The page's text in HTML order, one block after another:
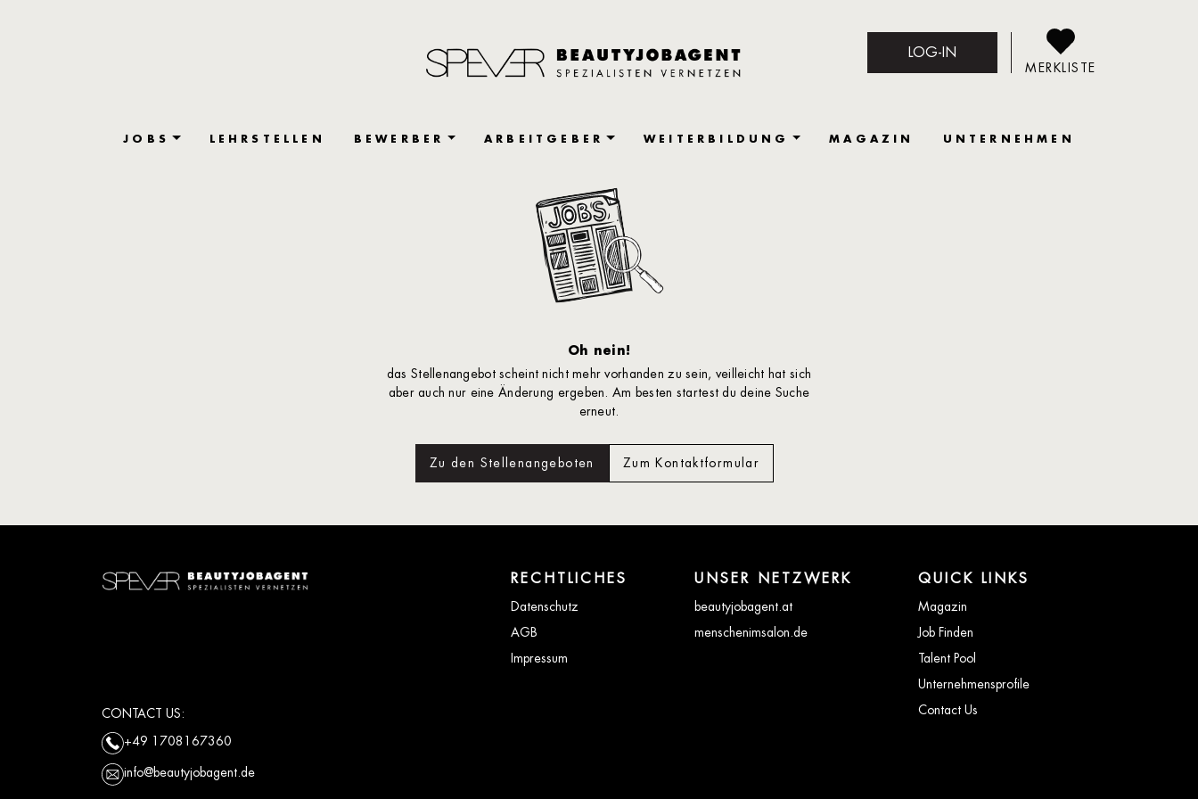
LOG-IN
MERKLISTE
JOBS LEHRSTELLEN BEWERBER ARBEITGEBER WEITERBILDUNG MAGAZIN UNTERNEHMEN
Oh nein!
das Stellenangebot scheint nicht mehr vorhanden zu sein, veilleicht hat sich
aber auch nur eine Änderung ergeben. Am besten startest du deine Suche
erneut.
Zu den Stellenangeboten Zum Kontaktformular
CONTACT US:
+49 1708167360
info@beautyjobagent.de
RECHTLICHES
Datenschutz
AGB
Impressum
UNSER NETZWERK
beautyjobagent.at
menschenimsalon.de
QUICK LINKS
Magazin
Job Finden
Talent Pool
Unternehmensprofile
Contact Us